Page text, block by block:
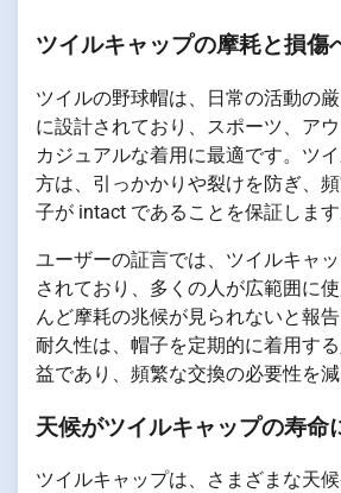
ツイルキャップの摩耗と損傷
ツイルの野球帽は、日常の活動の
に設計されており、スポーツ、アウ
カジュアルな着用に最適です。ツ
方は、引っかかりや裂けを防ぎ、
子が intact であることを保証します
ユーザーの証言では、ツイルキャ
されており、多くの人が広範囲に
んど摩耗の兆候が見られないと報
耐久性は、帽子を定期的に着用す
益であり、頻繁な交換の必要性を減
天候がツイルキャップの寿命
ツイルキャップは、さまざまな天